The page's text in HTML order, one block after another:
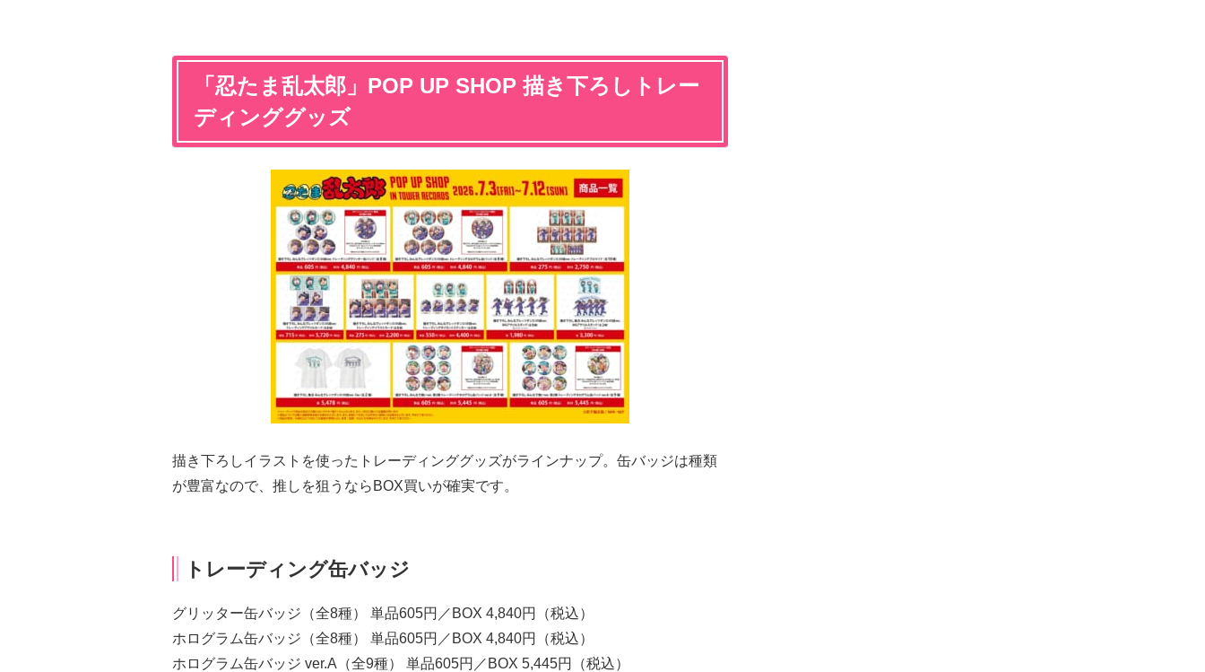
「忍たま乱太郎」POP UP SHOP 描き下ろしトレー
ディンググッズ
描き下ろしイラストを使ったトレーディンググッズがラインナップ。缶バッジは種類
が豊富なので、推しを狙うならBOX買いが確実です。
トレーディング缶バッジ
グリッター缶バッジ（全8種） 単品605円／BOX 4,840円（税込）
ホログラム缶バッジ（全8種） 単品605円／BOX 4,840円（税込）
ホログラム缶バッジ ver.A（全9種） 単品605円／BOX 5,445円（税込）